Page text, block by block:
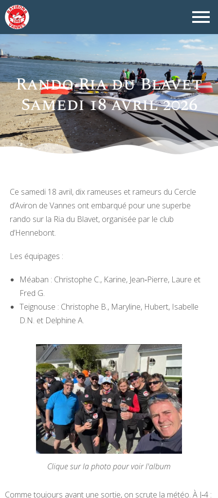
Rando Ria du Blavet
Samedi 18 avril 2026
Ce samedi 18 avril, dix rameuses et rameurs du Cercle
d’Aviron de Vannes ont embarqué pour une superbe
rando sur la Ria du Blavet, organisée par le club
d’Hennebont.
Les équipages :
Méaban : Christophe C., Karine, Jean‑Pierre, Laure et
Fred G.
Teignouse : Christophe B., Maryline, Hubert, Isabelle
D.N. et Delphine A.
Clique sur la photo pour voir l'album
Comme toujours avant une sortie, on scrute la météo. À J‑4 :